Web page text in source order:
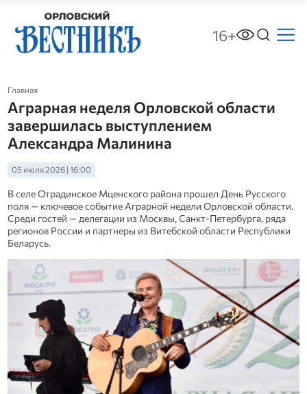
16+
Главная
Аграрная неделя Орловской области
завершилась выступлением
Александра Малинина
05 июля 2026 | 16:00
В селе Отрадинское Мценского района прошел День Русского
поля — ключевое событие Аграрной недели Орловской области.
Среди гостей — делегации из Москвы, Санкт‑Петербурга, ряда
регионов России и партнеры из Витебской области Республики
Беларусь.